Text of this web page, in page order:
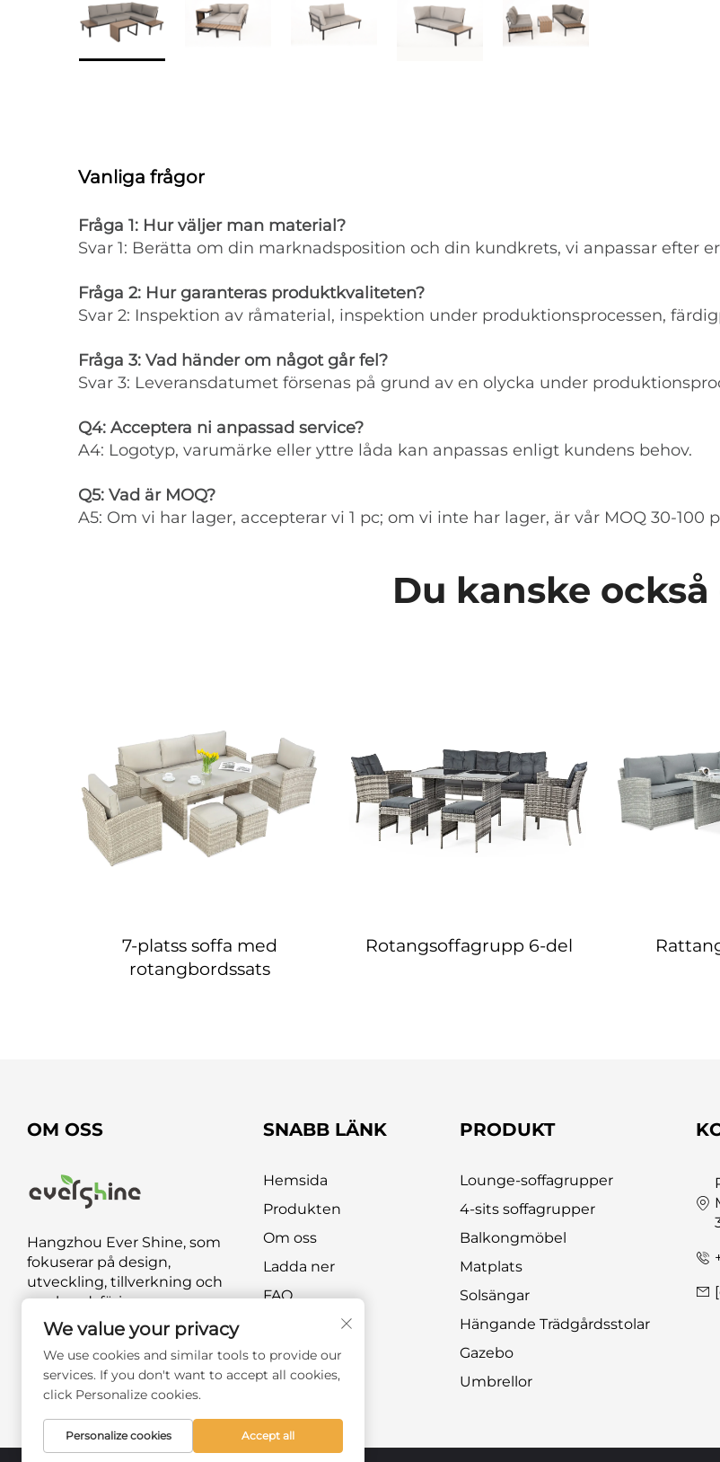
Vanliga frågor
Fråga 1: Hur väljer man material?
Svar 1: Berätta om din marknadsposition och din kundkrets, vi anpassar efter
Fråga 2: Hur garanteras produktkvaliteten?
Svar 2: Inspektion av råmaterial, inspektion under produktionsprocessen,
Fråga 3: Vad händer om något går fel?
Svar 3: Leveransdatumet försenas på grund av en olycka under
Q4: Acceptera ni anpassad service?
A4: Logotyp, varumärke eller yttre låda kan anpassas enligt kundens behov.
Q5: Vad är MOQ?
A5: Om vi har lager, accepterar vi 1 pc; om vi inte har lager, är vår MOQ 30-100
Du kanske
7-platss soffa med
rotangbordssats
Rotangsoffagrupp 6-del
OM OSS
Hangzhou Ever Shine, som
fokuserar på design,
utveckling, tillverkning och
marknadsföring av
utomhusmöbler och
produkter för utomhusfritid.
SNABB LÄNK
Hemsida
Produkten
Om oss
Ladda ner
FAQ
Kontakta oss
PRODUKT
Lounge-soffagrupper
4-sits soffagrupper
Balkongmöbel
Matplats
Solsängar
Hängande Trädgårdsstolar
Gazebo
Umbrellor
We value your privacy
We use cookies and similar tools to provide our
services. If you don't want to accept all cookies,
click Personalize cookies.
Personalize cookies Accept all